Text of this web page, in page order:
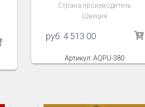
Страна производитель
Швеция
руб. 4 513 00
Артикул: AQPU-380